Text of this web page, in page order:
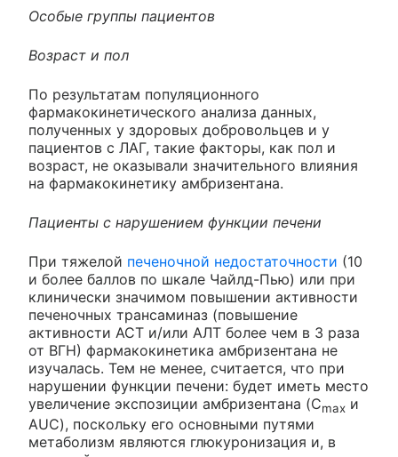
Особые группы пациентов
Возраст и пол
По результатам популяционного
фармакокинетического анализа данных,
полученных у здоровых добровольцев и у
пациентов с ЛАГ, такие факторы, как пол и
возраст, не оказывали значительного влияния
на фармакокинетику амбризентана.
Пациенты с нарушением функции печени
При тяжелой печеночной недостаточности (10
и более баллов по шкале Чайлд-Пью) или при
клинически значимом повышении активности
печеночных трансаминаз (повышение
активности ACT и/или АЛТ более чем в 3 раза
от ВГН) фармакокинетика амбризентана не
изучалась. Тем не менее, считается, что при
нарушении функции печени: будет иметь место
увеличение экспозиции амбризентана (Cmax и
AUC), поскольку его основными путями
метаболизм являются глюкуронизация и, в